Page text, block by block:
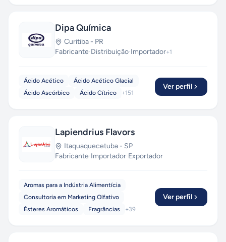
Dipa Química
Curitiba - PR
Fabricante·Distribuição·Importador+1
Ácido Acético
Ácido Acético Glacial
Ácido Ascórbico
Ácido Cítrico +151
Ver perfil
Lapiendrius Flavors
Itaquaquecetuba - SP
Fabricante·Importador·Exportador
Aromas para a Indústria Alimentícia
Consultoria em Marketing Olfativo
Ésteres Aromáticos
Fragrâncias +39
Ver perfil